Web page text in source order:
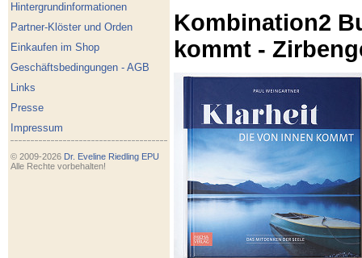
Hintergrundinformationen
Partner-Klöster und Orden
Einkaufen im Shop
Geschäftsbedingungen - AGB
Links
Presse
Impressum
© 2009-2026 Dr. Eveline Riedling EPU
Alle Rechte vorbehalten!
Kombination2
kommt -